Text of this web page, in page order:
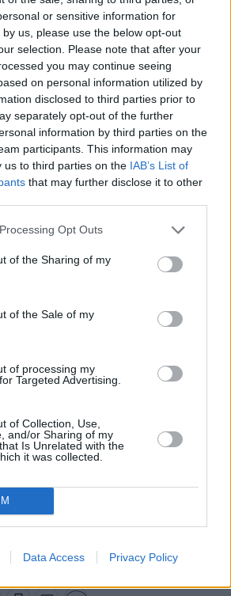
or sensitive information for
us, please use the below opt-out
selection. Please note that after your
you may continue seeing
on personal information utilized by
disclosed to third parties prior to
separately opt-out of the further
information by third parties on the
participants. This information may
us to third parties on the IAB’s List of
that may further disclose it to other
Opt Outs
of the Sharing of my
of the Sale of my
of processing my
Targeted Advertising.
of Collection, Use,
and/or Sharing of my
Is Unrelated with the
it was collected.
Data Access Privacy Policy
επενδυτική πράξη συνάδει με
τις δραστηριότητές
της διαχείρισης ακίνητης
αποτελεί μια ακόμα κίνηση
αυτού.
γραφείων στο κέντρο
1,9 εκατ. ευρώ
Centric